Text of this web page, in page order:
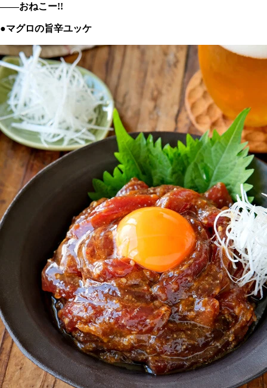
――おねこー!!
●マグロの旨辛ユッケ